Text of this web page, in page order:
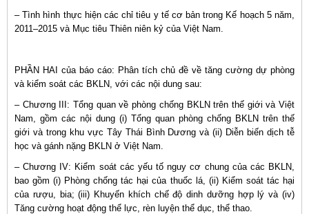
– Tình hình thực hiện các chỉ tiêu y tế cơ bản trong Kế hoạch 5 năm,
2011–2015 và Mục tiêu Thiên niên kỷ của Việt Nam.
PHẦN HAI của báo cáo: Phân tích chủ đề về tăng cường dự phòng
và kiểm soát các BKLN, với các nội dung sau:
– Chương III: Tổng quan về phòng chống BKLN trên thế giới và Việt
Nam, gồm các nội dung (i) Tổng quan phòng chống BKLN trên thế
giới và trong khu vực Tây Thái Bình Dương và (ii) Diễn biến dịch tễ
học và gánh nặng BKLN ở Việt Nam.
– Chương IV: Kiểm soát các yếu tố nguy cơ chung của các BKLN,
bao gồm (i) Phòng chống tác hại của thuốc lá, (ii) Kiểm soát tác hại
của rượu, bia; (iii) Khuyến khích chế độ dinh dưỡng hợp lý và (iv)
Tăng cường hoạt động thể lực, rèn luyện thể dục, thể thao.